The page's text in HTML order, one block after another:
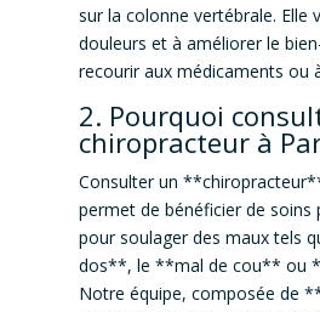
sur la colonne vertébrale. Elle
douleurs et à améliorer le
recourir aux médicaments ou
2. Pourquoi
chiropracteur à
Consulter un
permet de bénéficier de soins
pour soulager des maux tels
dos**, le **mal de cou** ou
Notre équipe, composée de